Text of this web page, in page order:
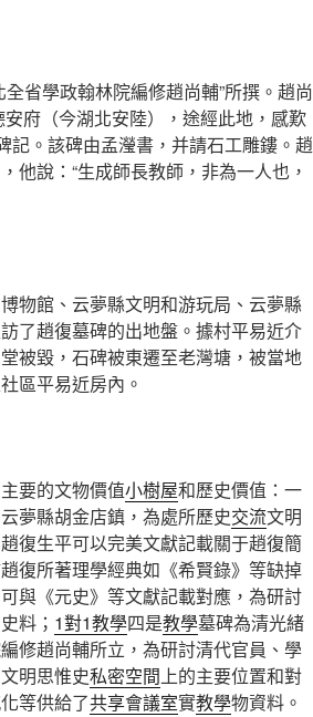
省學政翰林院編修趙尚輔”所撰。趙尚
府（今湖北安陸），途經此地，感歎
記。該碑由孟瀅書，并請石工雕鏤。趙
他說：“生成師長教師，非為一人也，
物館、云夢縣文明和游玩局、云夢縣
了趙復墓碑的出地盤。據村平易近介
被毀，石碑被東遷至老灣塘，被當地
區平易近房內。
要的文物價值小樹屋和歷史價值：一
夢縣胡金店鎮，為處所歷史交流文明
復生平可以完美文獻記載關于趙復簡
復所著理學經典如《希賢錄》等缺掉
與《元史》等文獻記載對應，為研討
料； 1對1教學四是教學墓碑為清光緒
修趙尚輔所立，為研討清代官員、學
明思惟史私密空間上的主要位置和對
等供給了共享會議室實教學物資料。